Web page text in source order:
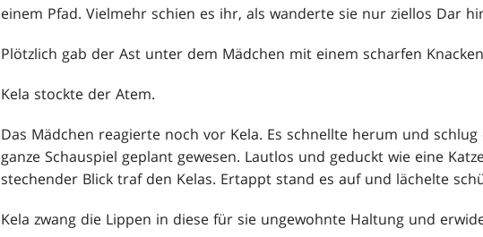
einem Pfad. Vielmehr schien es ihr, als wanderte sie nur ziellos Dar
Plötzlich gab der Ast unter dem Mädchen mit einem scharfen
Kela stockte der Atem.
Das Mädchen reagierte noch vor Kela. Es schnellte herum und
ganze Schauspiel geplant gewesen. Lautlos und geduckt wie eine
stechender Blick traf den Kelas. Ertappt stand es auf und lächelte
Kela zwang die Lippen in diese für sie ungewohnte Haltung und